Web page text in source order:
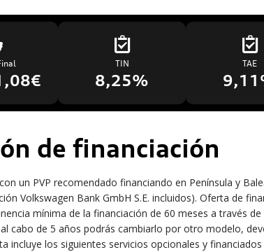
TIN
8,25%
TAE
de financiación
un PVP recomendado financiando en Península y
Volkswagen Bank GmbH S.E. incluidos). Oferta de
mínima de la financiación de 60 meses a través de
cabo de 5 años podrás cambiarlo por otro modelo,
incluye los siguientes servicios opcionales y